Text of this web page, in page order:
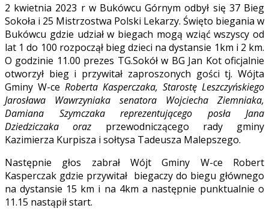
2 kwietnia 2023 r w Bukówcu Górnym odbył się 37 Bieg
Sokoła i 25 Mistrzostwa Polski Lekarzy. Święto biegania w
Bukówcu gdzie udział w biegach mogą wziąć wszyscy od
lat 1 do 100 rozpoczął bieg dzieci na dystansie 1km i 2 km.
O godzinie 11.00 prezes TG.Sokół w BG Jan Kot oficjalnie
otworzył bieg i przywitał zaproszonych gości tj. Wójta
Gminy W-ce Roberta Kasperczaka, Starostę Leszczyńskiego
Jarosława Wawrzyniaka senatora Wojciecha Ziemniaka,
Damiana Szymczaka reprezentującego posła Jana
Dziedziczaka oraz przewodniczącego rady gminy
Kazimierza Kurpisza i sołtysa Tadeusza Malepszego.
Następnie głos zabrał Wójt Gminy W-ce Robert
Kasperczak gdzie przywitał biegaczy do biegu głównego
na dystansie 15 km i na 4km a następnie punktualnie o
11.15 nastąpił start.